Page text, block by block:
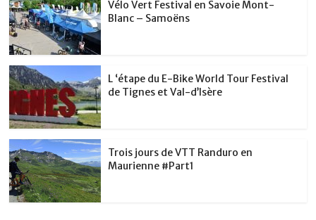
Vélo Vert Festival en Savoie Mont-
Blanc – Samoëns
L ‘étape du E-Bike World Tour Festival
de Tignes et Val-d’Isère
Trois jours de VTT Randuro en
Maurienne #Part1